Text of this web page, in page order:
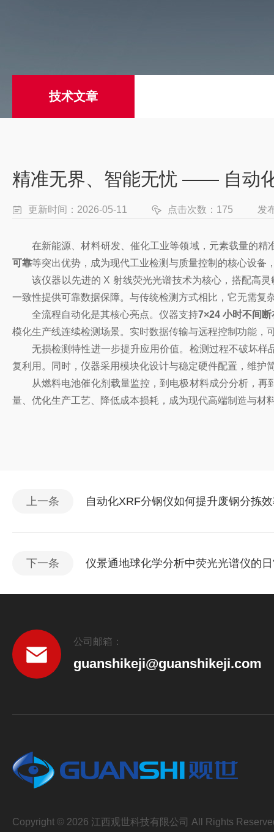
技术文章
精准无界、智能无忧 —— 自动
更新时间：2026-05-11 点击次数：175 发
在新能源、材料研发、催化工业等领域，元素载量的
可靠等突出优势，成为现代工业检测与质量控制的核心设备
该仪器以先进的 X 射线荧光光谱技术为核心，搭配高
一致性提供可靠数据保障。与传统检测方式相比，它无需
全流程自动化是其核心亮点。仪器支持7×24 小时不间
模化生产线连续检测场景。实时数据传输与远程控制功能
无损检测特性进一步提升应用价值。检测过程不破坏
复利用。同时，仪器采用模块化设计与稳定硬件配置，维
从燃料电池催化剂载量监控，到电极材料成分分析，
量、优化生产工艺、降低成本损耗，成为现代高端制造与
上一条 自动化XRF分钢仪如何提升废钢分拣
下一条 仪景通地球化学分析中荧光光谱仪的
公司邮箱：
guanshikeji@guanshikeji.com
Copyright © 2026 江西观世科技有限公司 All Rights